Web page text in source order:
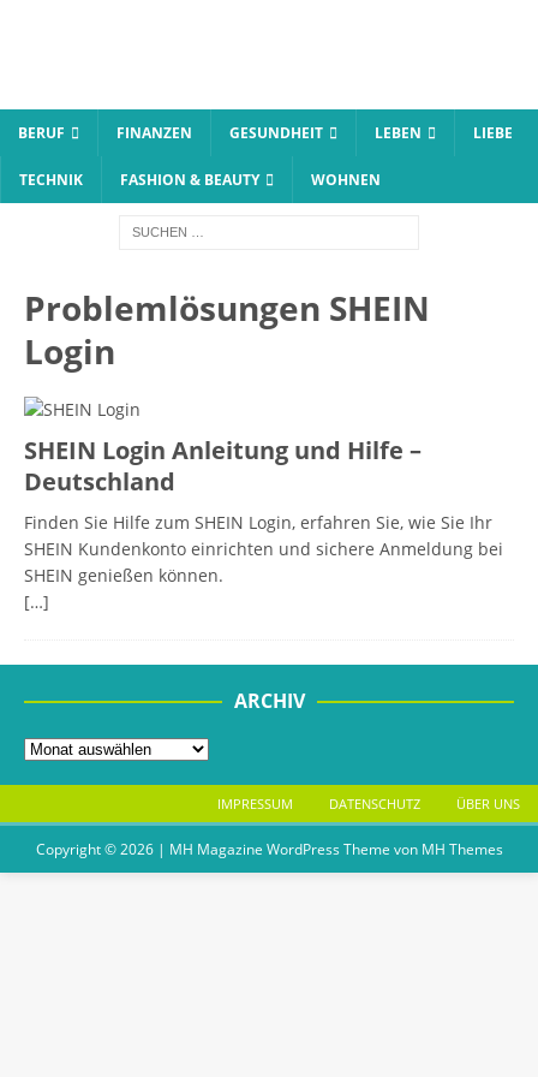
BERUF FINANZEN GESUNDHEIT LEBEN LIEBE
TECHNIK FASHION & BEAUTY WOHNEN
Problemlösungen SHEIN
Login
SHEIN Login Anleitung und Hilfe –
Deutschland
Finden Sie Hilfe zum SHEIN Login, erfahren Sie, wie Sie Ihr
SHEIN Kundenkonto einrichten und sichere Anmeldung bei
SHEIN genießen können.
[…]
ARCHIV
IMPRESSUM DATENSCHUTZ ÜBER UNS
Copyright © 2026 | MH Magazine WordPress Theme von MH Themes